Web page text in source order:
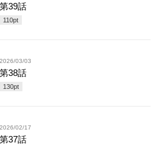
第39話
110pt
2026/03/03
第38話
130pt
2026/02/17
第37話